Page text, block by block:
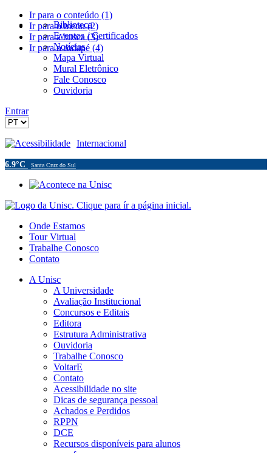
Ir para o conteúdo (1)
Ir para o menu (2)
Ir para a busca (3)
Ir para o rodapé (4)
Biblioteca
Eventos / Certificados
Notícias
Mapa Virtual
Mural Eletrônico
Fale Conosco
Ouvidoria
Entrar
Acessibilidade Internacional
6.9°C Santa Cruz do Sul
Onde Estamos
Tour Virtual
Trabalhe Conosco
Contato
A Unisc
A Universidade
Avaliação Institucional
Concursos e Editais
Editora
Estrutura Administrativa
Ouvidoria
Trabalhe Conosco
VoltarE
Contato
Acessibilidade no site
Dicas de segurança pessoal
Achados e Perdidos
RPPN
DCE
Recursos disponíveis para alunos